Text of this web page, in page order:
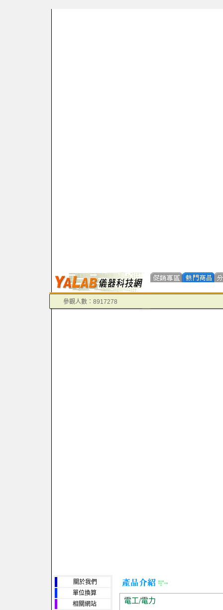
參觀人數：8917278
關於我們
單位換算
相關網站
電工/電力